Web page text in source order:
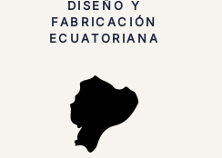
DISEÑO Y
FABRICACIÓN
ECUATORIANA